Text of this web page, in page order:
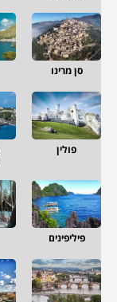
סן מרינו
פולין
פיליפינים